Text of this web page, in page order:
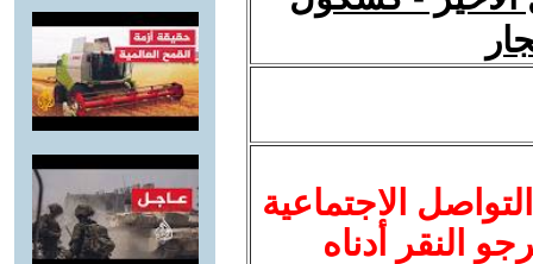
الاجتماعية
النقر أدناه